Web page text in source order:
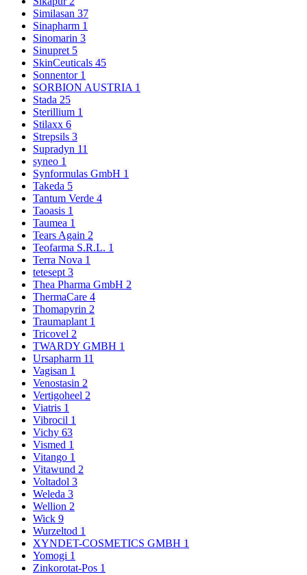
Similasan 37
Sinapharm 1
Sinomarin 3
Sinupret 5
SkinCeuticals 45
Sonnentor 1
SORBION AUSTRIA 1
Stada 25
Sterillium 1
Stilaxx 6
Strepsils 3
Supradyn 11
syneo 1
Synformulas GmbH 1
Takeda 5
Tantum Verde 4
Taoasis 1
Taumea 1
Tears Again 2
Teofarma S.R.L. 1
Terra Nova 1
tetesept 3
Thea Pharma GmbH 2
ThermaCare 4
Thomapyrin 2
Traumaplant 1
Tricovel 2
TWARDY GMBH 1
Ursapharm 11
Vagisan 1
Venostasin 2
Vertigoheel 2
Viatris 1
Vibrocil 1
Vichy 63
Vismed 1
Vitango 1
Vitawund 2
Voltadol 3
Weleda 3
Wellion 2
Wick 9
Wurzeltod 1
XYNDET-COSMETICS GMBH 1
Yomogi 1
Zinkorotat-Pos 1